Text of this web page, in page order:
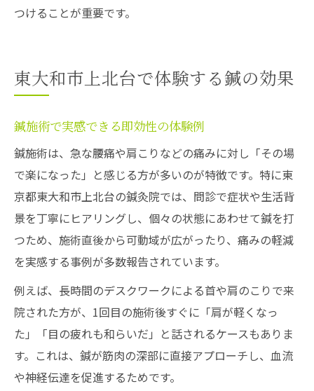
つけることが重要です。
東大和市上北台で体験する鍼の効果
鍼施術で実感できる即効性の体験例
鍼施術は、急な腰痛や肩こりなどの痛みに対し「その場
で楽になった」と感じる方が多いのが特徴です。特に東
京都東大和市上北台の鍼灸院では、問診で症状や生活背
景を丁寧にヒアリングし、個々の状態にあわせて鍼を打
つため、施術直後から可動域が広がったり、痛みの軽減
を実感する事例が多数報告されています。
例えば、長時間のデスクワークによる首や肩のこりで来
院された方が、1回目の施術後すぐに「肩が軽くなっ
た」「目の疲れも和らいだ」と話されるケースもありま
す。これは、鍼が筋肉の深部に直接アプローチし、血流
や神経伝達を促進するためです。